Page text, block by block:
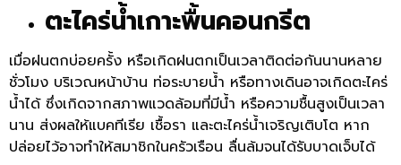
ตะไคร่น้ำเกาะพื้นคอนกรีต
เมื่อฝนตกบ่อยครั้ง หรือเกิดฝนตกเป็นเวลาติดต่อกันนานหลาย
ชั่วโมง บริเวณหน้าบ้าน ท่อระบายน้ำ หรือทางเดินอาจเกิดตะไคร่
น้ำได้ ซึ่งเกิดจากสภาพแวดล้อมที่มีน้ำ หรือความชื้นสูงเป็นเวลา
นาน ส่งผลให้แบคทีเรีย เชื้อรา และตะไคร่น้ำเจริญเติบโต หาก
ปล่อยไว้อาจทำให้สมาชิกในครัวเรือน ลื่นล้มจนได้รับบาดเจ็บได้